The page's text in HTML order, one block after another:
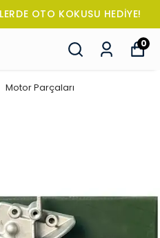
OTO KOKUSU HEDİYE!
0
Motor Parçaları